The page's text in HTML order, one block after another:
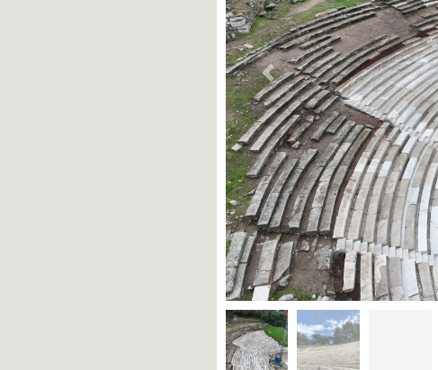
Previous